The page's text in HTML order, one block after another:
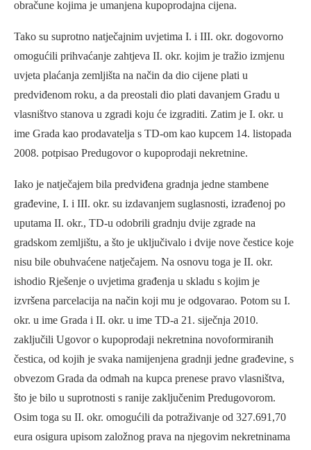
obračune kojima je umanjena kupoprodajna cijena.
Tako su suprotno natječajnim uvjetima I. i III. okr. dogovorno
omogućili prihvaćanje zahtjeva II. okr. kojim je tražio izmjenu
uvjeta plaćanja zemljišta na način da dio cijene plati u
predviđenom roku, a da preostali dio plati davanjem Gradu u
vlasništvo stanova u zgradi koju će izgraditi. Zatim je I. okr. u
ime Grada kao prodavatelja s TD-om kao kupcem 14. listopada
2008. potpisao Predugovor o kupoprodaji nekretnine.
Iako je natječajem bila predviđena gradnja jedne stambene
građevine, I. i III. okr. su izdavanjem suglasnosti, izrađenoj po
uputama II. okr., TD-u odobrili gradnju dvije zgrade na
gradskom zemljištu, a što je uključivalo i dvije nove čestice koje
nisu bile obuhvaćene natječajem. Na osnovu toga je II. okr.
ishodio Rješenje o uvjetima građenja u skladu s kojim je
izvršena parcelacija na način koji mu je odgovarao. Potom su I.
okr. u ime Grada i II. okr. u ime TD-a 21. siječnja 2010.
zaključili Ugovor o kupoprodaji nekretnina novoformiranih
čestica, od kojih je svaka namijenjena gradnji jedne građevine, s
obvezom Grada da odmah na kupca prenese pravo vlasništva,
što je bilo u suprotnosti s ranije zaključenim Predugovorom.
Osim toga su II. okr. omogućili da potraživanje od 327.691,70
eura osigura upisom založnog prava na njegovim nekretninama